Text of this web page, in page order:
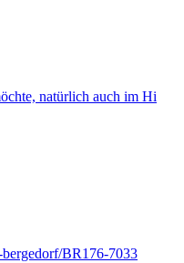
natürlich auch im Hi
BR176-7033